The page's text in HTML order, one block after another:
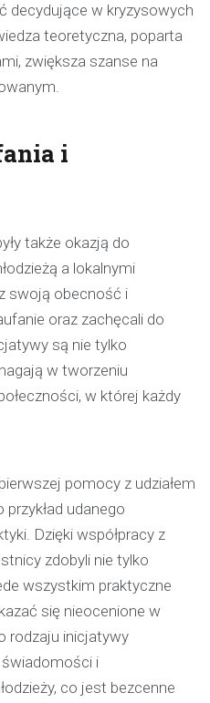
decydujące w kryzysowych
teoretyczna, poparta
zwiększa szanse na
i
także okazją do
a lokalnymi
swoją obecność i
oraz zachęcali do
są nie tylko
w tworzeniu
w której każdy
pomocy z udziałem
udanego
Dzięki współpracy z
zdobyli nie tylko
wszystkim praktyczne
się nieocenione w
rodzaju inicjatywy
i
co jest bezcenne